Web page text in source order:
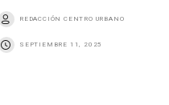
REDACCIÓN CENTRO URBANO
SEPTIEMBRE 11, 2025